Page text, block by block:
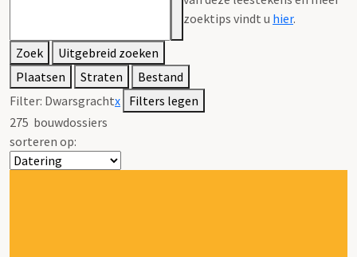
zoektips vindt u hier.
Zoek
Uitgebreid zoeken
Plaatsen
Straten
Bestand
Filter: Dwarsgrachtx Filters legen
275 bouwdossiers
sorteren op: